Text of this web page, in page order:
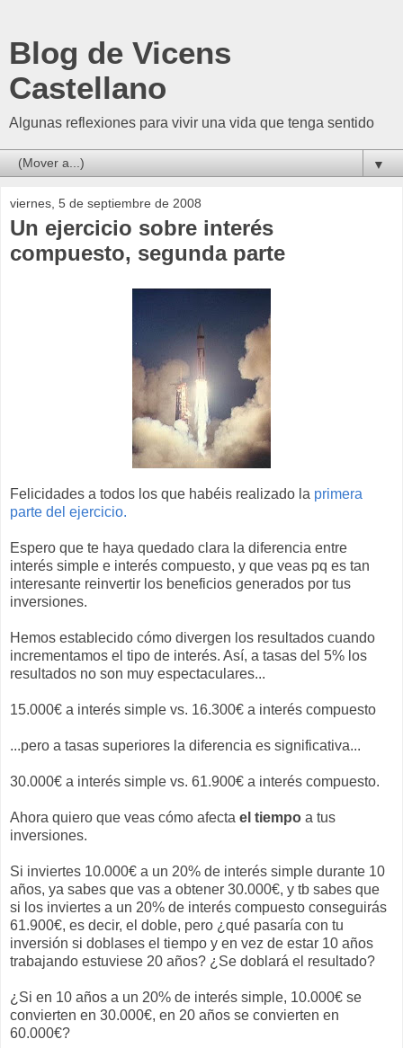
Blog de Vicens
Castellano
Algunas reflexiones para vivir una vida que tenga sentido
▼
viernes, 5 de septiembre de 2008
Un ejercicio sobre interés
compuesto, segunda parte
Felicidades a todos los que habéis realizado la primera
parte del ejercicio.
Espero que te haya quedado clara la diferencia entre
interés simple e interés compuesto, y que veas pq es tan
interesante reinvertir los beneficios generados por tus
inversiones.
Hemos establecido cómo divergen los resultados cuando
incrementamos el tipo de interés. Así, a tasas del 5% los
resultados no son muy espectaculares...
15.000€ a interés simple vs. 16.300€ a interés compuesto
...pero a tasas superiores la diferencia es significativa...
30.000€ a interés simple vs. 61.900€ a interés compuesto.
Ahora quiero que veas cómo afecta el tiempo a tus
inversiones.
Si inviertes 10.000€ a un 20% de interés simple durante 10
años, ya sabes que vas a obtener 30.000€, y tb sabes que
si los inviertes a un 20% de interés compuesto conseguirás
61.900€, es decir, el doble, pero ¿qué pasaría con tu
inversión si doblases el tiempo y en vez de estar 10 años
trabajando estuviese 20 años? ¿Se doblará el resultado?
¿Si en 10 años a un 20% de interés simple, 10.000€ se
convierten en 30.000€, en 20 años se convierten en
60.000€?